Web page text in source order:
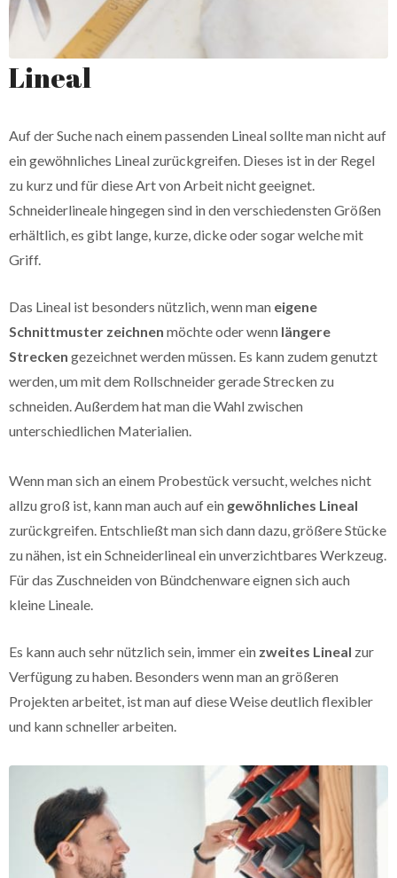
Lineal
Auf der Suche nach einem passenden Lineal sollte man nicht auf
ein gewöhnliches Lineal zurückgreifen. Dieses ist in der Regel
zu kurz und für diese Art von Arbeit nicht geeignet.
Schneiderlineale hingegen sind in den verschiedensten Größen
erhältlich, es gibt lange, kurze, dicke oder sogar welche mit
Griff.
Das Lineal ist besonders nützlich, wenn man eigene
Schnittmuster zeichnen möchte oder wenn längere
Strecken gezeichnet werden müssen. Es kann zudem genutzt
werden, um mit dem Rollschneider gerade Strecken zu
schneiden. Außerdem hat man die Wahl zwischen
unterschiedlichen Materialien.
Wenn man sich an einem Probestück versucht, welches nicht
allzu groß ist, kann man auch auf ein gewöhnliches Lineal
zurückgreifen. Entschließt man sich dann dazu, größere Stücke
zu nähen, ist ein Schneiderlineal ein unverzichtbares Werkzeug.
Für das Zuschneiden von Bündchenware eignen sich auch
kleine Lineale.
Es kann auch sehr nützlich sein, immer ein zweites Lineal zur
Verfügung zu haben. Besonders wenn man an größeren
Projekten arbeitet, ist man auf diese Weise deutlich flexibler
und kann schneller arbeiten.